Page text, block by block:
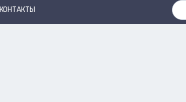
КОНТАКТЫ